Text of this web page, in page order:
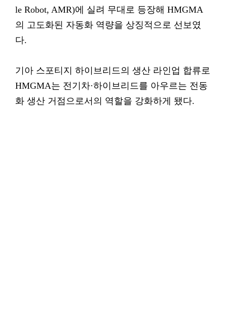
le Robot, AMR)에 실려 무대로 등장해 HMGMA
의 고도화된 자동화 역량을 상징적으로 선보였
다.
기아 스포티지 하이브리드의 생산 라인업 합류로
HMGMA는 전기차·하이브리드를 아우르는 전동
화 생산 거점으로서의 역할을 강화하게 됐다.